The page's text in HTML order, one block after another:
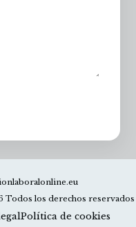
los derechos reservados
Política de cookies